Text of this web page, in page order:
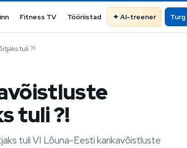
Fitness TV Tööriistad AI-treener Turg
tuli ?!
tuli ?!
tuli VI Lõuna-Eesti karikavõistluste